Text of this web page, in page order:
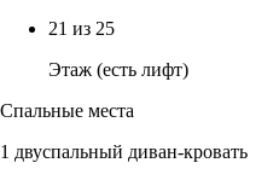
21 из 25
Этаж (есть лифт)
Спальные места
1 двуспальный диван-кровать